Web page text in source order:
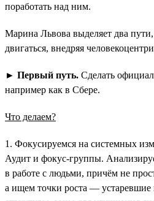
поработать над ним.
Марина Львова выделяет два
двигаться, внедряя
► Первый путь. Сделать
например как в Сбере.
Что делаем?
1. Фокусируемся на системных
Аудит и фокус-группы.
в работе с людьми, причём не
а ищем точки роста — устаревшие